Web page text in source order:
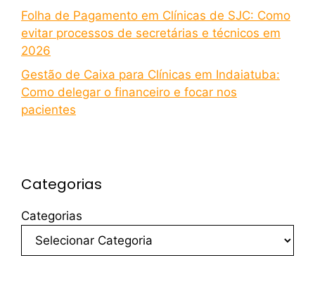
Folha de Pagamento em Clínicas de SJC: Como
evitar processos de secretárias e técnicos em
2026
Gestão de Caixa para Clínicas em Indaiatuba:
Como delegar o financeiro e focar nos
pacientes
Categorias
Categorias